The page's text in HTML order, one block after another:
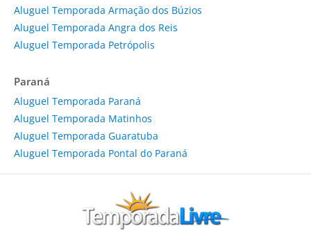
Aluguel Temporada Armação dos Búzios
Aluguel Temporada Angra dos Reis
Aluguel Temporada Petrópolis
Paraná
Aluguel Temporada Paraná
Aluguel Temporada Matinhos
Aluguel Temporada Guaratuba
Aluguel Temporada Pontal do Paraná